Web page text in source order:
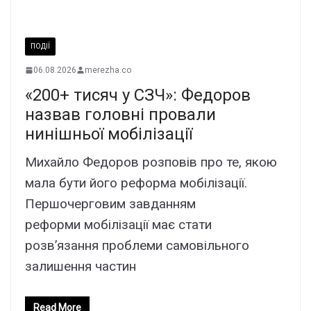
ПОДІЇ
06.08.2026 merezha.co
«200+ тисяч у СЗЧ»: Федоров
назвав головні провали
нинішньої мобілізації
Михайло Федоров розповів про те, якою
мала бути його реформа мобілізації.
Першочерговим завданням
реформи мобілізації має стати
розв’язання проблеми самовільного
залишення частин
Read More